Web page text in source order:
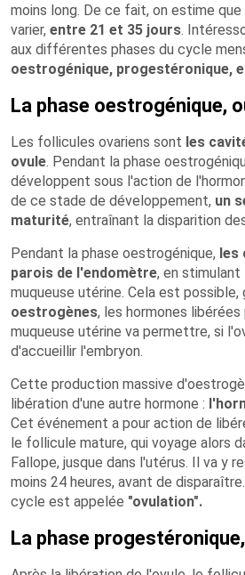
moins long. De ce fait, on estime
varier, entre 21 et 35 jours.
aux différentes phases du cycle
oestrogénique, progestéronique,
La phase oestrogénique,
Les follicules ovariens sont les
ovule. Pendant la phase
développent sous l'action de
de ce stade de développement, un
maturité, entraînant la disparition
Pendant la phase oestrogénique, les
parois de l'endomètre, en
muqueuse utérine. Cela est possible,
oestrogènes, les hormones
muqueuse utérine va permettre, si
d'accueillir l'embryon.
Cette production massive
libération d'une autre hormone :
Cet événement a pour action de
le follicule mature, qui voyage alors
Fallope, jusque dans l'utérus. Il va y
moins 24 heures, avant de
cycle est appelée "ovulation".
La phase